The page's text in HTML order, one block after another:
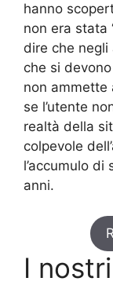
hanno
non era stata
dire che
che si
non ammette
se l’utente
realtà della
colpevole
l’accumulo
anni.
I